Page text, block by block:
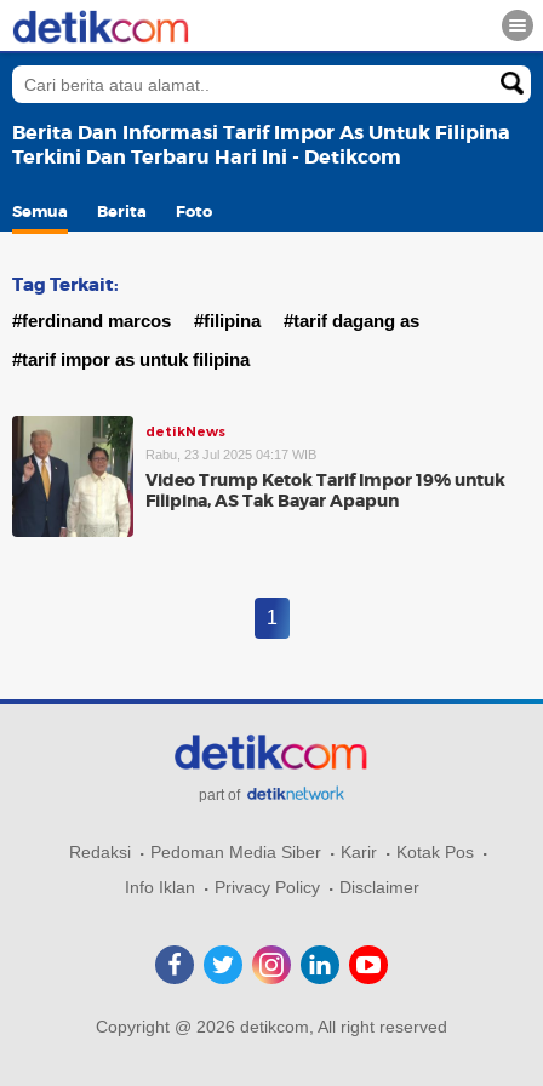
Berita Dan Informasi Tarif Impor As Untuk Filipina
Terkini Dan Terbaru Hari Ini - Detikcom
Semua Berita Foto
Tag Terkait:
#ferdinand marcos #filipina
#tarif dagang as
#tarif impor as untuk filipina
detikNews
Rabu, 23 Jul 2025 04:17 WIB
Video Trump Ketok Tarif Impor 19% untuk
Filipina, AS Tak Bayar Apapun
1
part of
Redaksi Pedoman Media Siber Karir
Kotak Pos
Info Iklan
Privacy Policy Disclaimer
Copyright @ 2026 detikcom, All right reserved